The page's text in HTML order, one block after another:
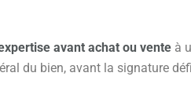
avant achat ou vente à
du bien, avant la signature